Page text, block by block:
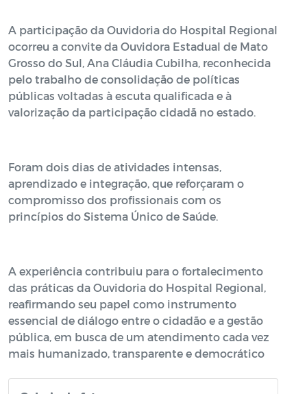
A participação da Ouvidoria do Hospital Regional
ocorreu a convite da Ouvidora Estadual de Mato
Grosso do Sul, Ana Cláudia Cubilha, reconhecida
pelo trabalho de consolidação de políticas
públicas voltadas à escuta qualificada e à
valorização da participação cidadã no estado.
Foram dois dias de atividades intensas,
aprendizado e integração, que reforçaram o
compromisso dos profissionais com os
princípios do Sistema Único de Saúde.
A experiência contribuiu para o fortalecimento
das práticas da Ouvidoria do Hospital Regional,
reafirmando seu papel como instrumento
essencial de diálogo entre o cidadão e a gestão
pública, em busca de um atendimento cada vez
mais humanizado, transparente e democrático